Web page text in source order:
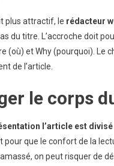
plus attractif, le rédacteur
du titre. L’accroche doit
(où) et Why (pourquoi).
de l’article.
le corps
l’article est
pour que le confort de la
on peut risquer de